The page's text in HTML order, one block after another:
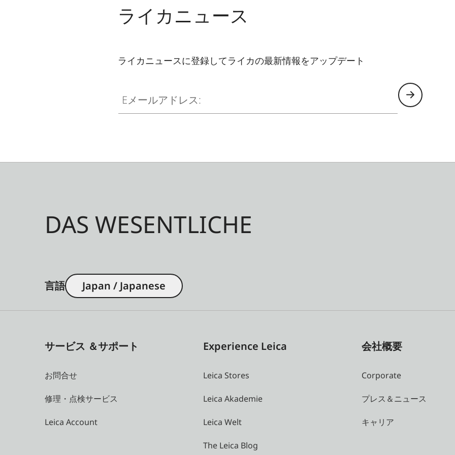
ライカニュース
ライカニュースに登録してライカの最新情報をアップデート
DAS WESENTLICHE
言語 Japan / Japanese
サービス ＆サポート
お問合せ
修理・点検サービス
Leica Account
Experience Leica
Leica Stores
Leica Akademie
Leica Welt
The Leica Blog
会社概要
Corporate
プレス＆ニュース
キャリア